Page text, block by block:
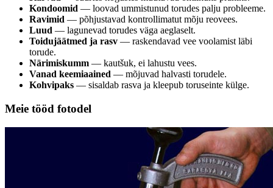
Kondoomid — loovad ummistunud torudes palju probleeme.
Ravimid — põhjustavad kontrollimatut mõju reovees.
Luud — lagunevad torudes väga aeglaselt.
Toidujäätmed ja rasv — raskendavad vee voolamist läbi
torude.
Närimiskumm — kautšuk, ei lahustu vees.
Vanad keemiaained — mõjuvad halvasti torudele.
Kohvipaks — sisaldab rasva ja kleepub toruseinte külge.
Meie tööd fotodel